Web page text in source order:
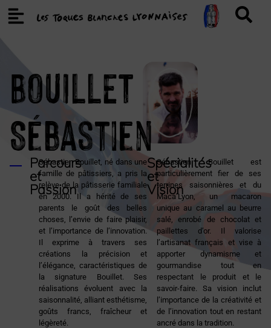
BOUILLET
Sébastien
Parcours
et
Passion
Sébastien Bouillet, né dans une
famille de pâtissiers, a pris la
relève de la pâtisserie familiale
en 2000. Il a hérité de ses
parents le goût des belles
choses, l’envie de faire plaisir,
et l’importance de l’innovation.
Il exprime à travers ses
créations la précision et
l’élégance, caractéristiques de
la signature Bouillet. Ses
réalisations évoluent avec la
saisonnalité, alliant esthétisme,
goûts francs, fraîcheur et
légèreté.
Spécialités
et
Vision
Sébastien Bouillet est
particulièrement fier de ses
terrines saisonnières et du
Maca’Lyon, un macaron
unique au caramel au beurre
salé, enrobé de chocolat et
paillettes d’or. Il valorise
l’artisanat français et vise à
apporter dynamisme et
gourmandise tout en
respectant le produit et le
savoir-faire. Sa vision inclut
l’importance de la créativité et
de l’innovation tout en restant
ancré dans la tradition.